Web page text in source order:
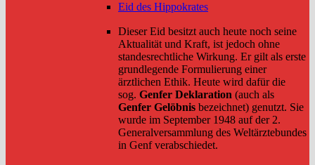
Eid des Hippokrates
Dieser Eid besitzt auch heute noch seine
Aktualität und Kraft, ist jedoch ohne
standesrechtliche Wirkung. Er gilt als erste
grundlegende Formulierung einer
ärztlichen Ethik. Heute wird dafür die
sog. Genfer Deklaration (auch als
Genfer Gelöbnis bezeichnet) genutzt. Sie
wurde im September 1948 auf der 2.
Generalversammlung des Weltärztebundes
in Genf verabschiedet.